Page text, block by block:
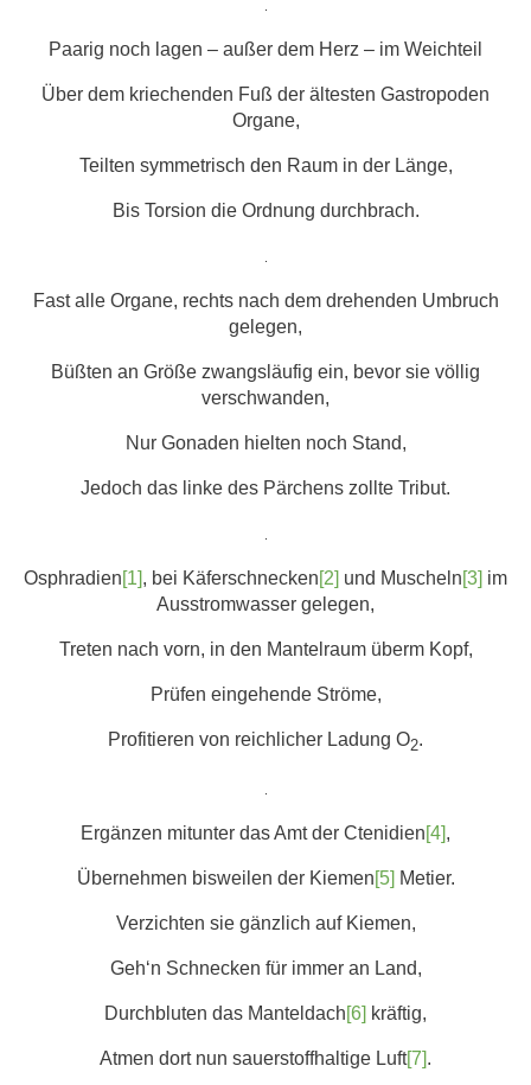
Paarig noch lagen – außer dem Herz – im Weichteil
Über dem kriechenden Fuß der ältesten Gastropoden
Organe,
Teilten symmetrisch den Raum in der Länge,
Bis Torsion die Ordnung durchbrach.
Fast alle Organe, rechts nach dem drehenden Umbruch
gelegen,
Büßten an Größe zwangsläufig ein, bevor sie völlig
verschwanden,
Nur Gonaden hielten noch Stand,
Jedoch das linke des Pärchens zollte Tribut.
Osphradien[1], bei Käferschnecken[2] und Muscheln[3] im
Ausstromwasser gelegen,
Treten nach vorn, in den Mantelraum überm Kopf,
Prüfen eingehende Ströme,
Profitieren von reichlicher Ladung O2.
Ergänzen mitunter das Amt der Ctenidien[4],
Übernehmen bisweilen der Kiemen[5] Metier.
Verzichten sie gänzlich auf Kiemen,
Geh‘n Schnecken für immer an Land,
Durchbluten das Manteldach[6] kräftig,
Atmen dort nun sauerstoffhaltige Luft[7].